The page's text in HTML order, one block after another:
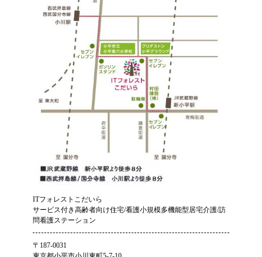
ITフォレストこだいら
サービス付き高齢者向け住宅/看護小規模多機能型居宅介護/訪
問看護ステーション
〒187-0031